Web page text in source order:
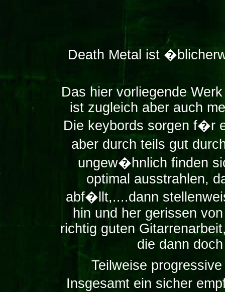
Death Metal ist
Das hier vorliegende
ist zugleich aber auch
Die keybords sorgen f�r
aber durch teils gut
ungew�hnlich finden
optimal ausstrahlen,
abf�llt,....dann
hin und her gerissen
richtig guten
die dann
Teilweise
Insgesamt ein sicher